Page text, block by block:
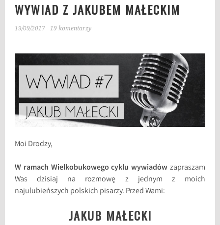
WYWIAD Z JAKUBEM MAŁECKIM
19/09/2017 19 komentarzy
Moi Drodzy,
W ramach Wielkobukowego cyklu wywiadów zapraszam
Was dzisiaj na rozmowę z jednym z moich
najulubieńszych polskich pisarzy. Przed Wami:
JAKUB MAŁECKI